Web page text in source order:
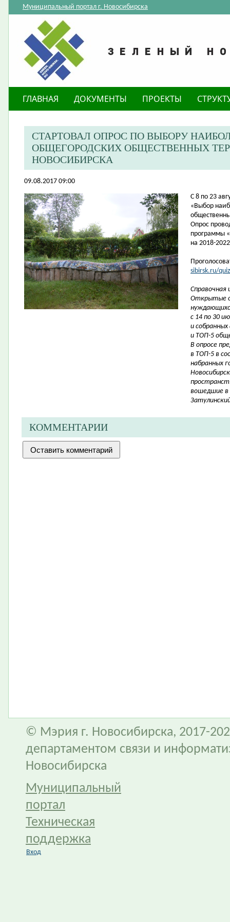
Муниципальный портал г. Новосибирска
ГЛАВНАЯ ДОКУМЕНТЫ ПРОЕКТЫ
СТАРТОВАЛ ОПРОС ПО ВЫБОРУ
ОБЩЕГОРОДСКИХ ОБЩЕСТВЕННЫХ
НОВОСИБИРСКА
09.08.2017 09:00
​С 8 по 23
«Выбор
Опрос
программы
на 2018-
sibirsk.ru/
Справочная
Открытые
с 14 по 30
и
и ТОП-5
В опросе
в ТОП-5 в
набранных
вошедшие в
КОММЕНТАРИИ
© Мэрия г. Новосибирска, 2017-
департаментом связи и
Новосибирска
Муниципальный
портал
Техническая
поддержка
Вход